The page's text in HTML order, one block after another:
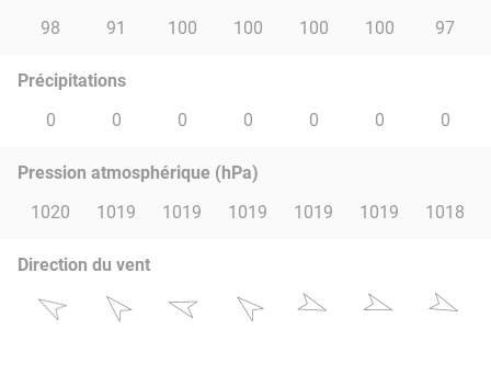
98
91 100 100 100 100 97
Précipitations
0
0 0 0 0 0 0
Pression atmosphérique (hPa)
1020
1019 1019 1019 1019 1019 1018
Direction du vent